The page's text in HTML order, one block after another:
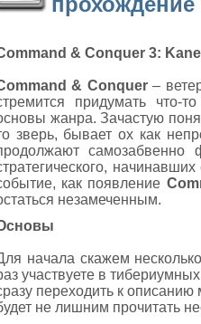
& Conquer 3:
& Conquer–
придумать что-
жанра. Зачастую
зверь, бывает ох как
самозабвенно
как появление
незамеченным.
начала скажем
участвуете в
переходить к
не лишним прочитать